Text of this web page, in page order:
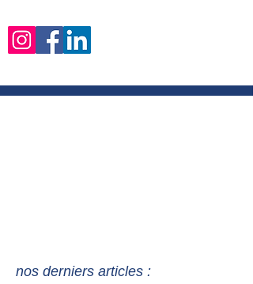
nos derniers articles :